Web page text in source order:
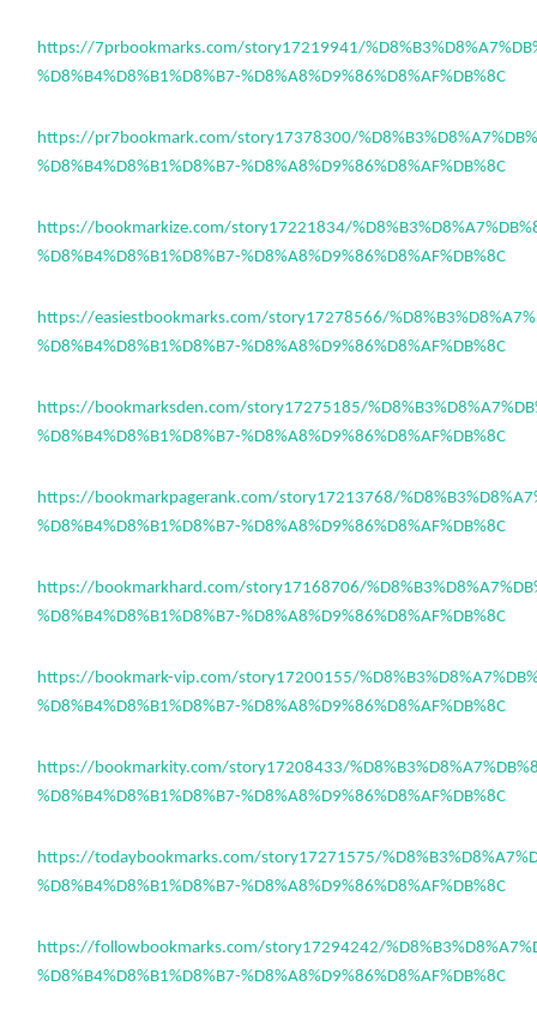
https://7prbookmarks.com/story17219941/
%D8%B4%D8%B1%D8%B7-%D8%A8%D9%86%D8%AF%DB%8C
https://pr7bookmark.com/story17378300/
%D8%B4%D8%B1%D8%B7-%D8%A8%D9%86%D8%AF%DB%8C
https://bookmarkize.com/story17221834/
%D8%B4%D8%B1%D8%B7-%D8%A8%D9%86%D8%AF%DB%8C
https://easiestbookmarks.com/story17278566/
%D8%B4%D8%B1%D8%B7-%D8%A8%D9%86%D8%AF%DB%8C
https://bookmarksden.com/story17275185/
%D8%B4%D8%B1%D8%B7-%D8%A8%D9%86%D8%AF%DB%8C
https://bookmarkpagerank.com/story17213768/
%D8%B4%D8%B1%D8%B7-%D8%A8%D9%86%D8%AF%DB%8C
https://bookmarkhard.com/story17168706/
%D8%B4%D8%B1%D8%B7-%D8%A8%D9%86%D8%AF%DB%8C
https://bookmark-vip.com/story17200155/
%D8%B4%D8%B1%D8%B7-%D8%A8%D9%86%D8%AF%DB%8C
https://bookmarkity.com/story17208433/
%D8%B4%D8%B1%D8%B7-%D8%A8%D9%86%D8%AF%DB%8C
https://todaybookmarks.com/story17271575/
%D8%B4%D8%B1%D8%B7-%D8%A8%D9%86%D8%AF%DB%8C
https://followbookmarks.com/story17294242/
%D8%B4%D8%B1%D8%B7-%D8%A8%D9%86%D8%AF%DB%8C